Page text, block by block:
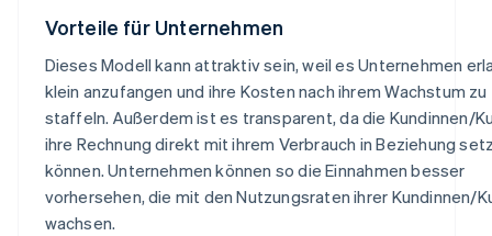
Vorteile für Unternehmen
Dieses Modell kann attraktiv sein, weil es Unternehmen
klein anzufangen und ihre Kosten nach ihrem Wachstum zu
staffeln. Außerdem ist es transparent, da die Kundinnen/
ihre Rechnung direkt mit ihrem Verbrauch in Beziehung
können. Unternehmen können so die Einnahmen besser
vorhersehen, die mit den Nutzungsraten ihrer Kundinnen/
wachsen.